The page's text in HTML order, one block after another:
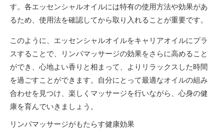
す。各エッセンシャルオイルには特有の使用方法や効果があ
るため、使用法を確認してから取り入れることが重要です。
このように、エッセンシャルオイルをキャリアオイルにプラ
スすることで、リンパマッサージの効果をさらに高めること
ができ、心地よい香りと相まって、よりリラックスした時間
を過ごすことができます。自分にとって最適なオイルの組み
合わせを見つけ、楽しくマッサージを行いながら、心身の健
康を育んでいきましょう。
リンパマッサージがもたらす健康効果